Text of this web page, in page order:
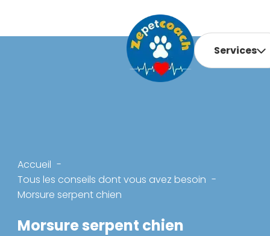
Services
Accueil
Tous les conseils dont vous avez besoin
Morsure serpent chien
Morsure serpent chien